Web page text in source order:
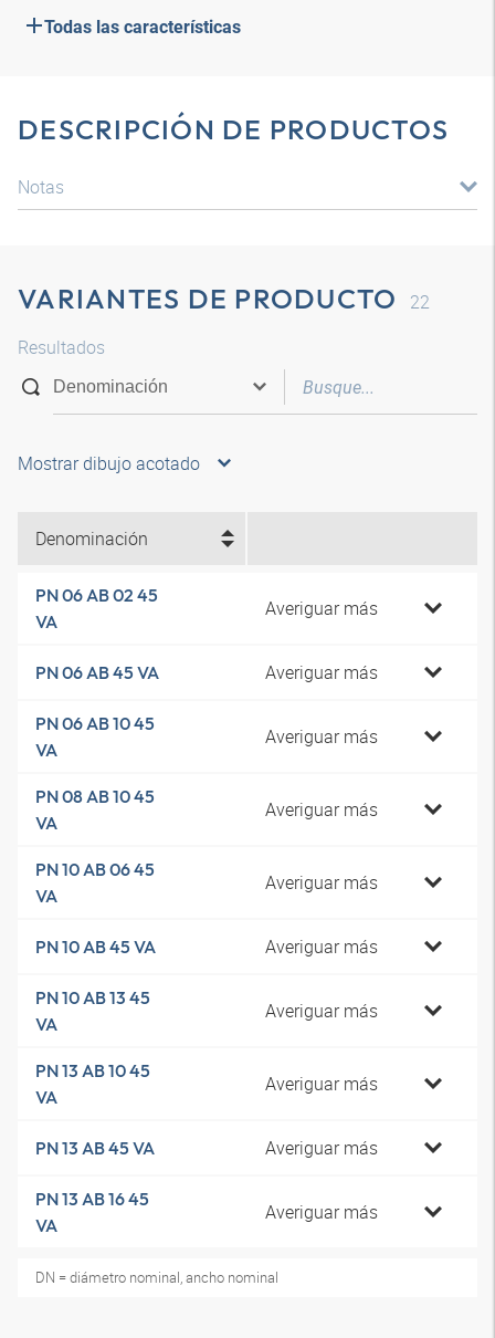
Todas las características
DESCRIPCIÓN DE PRODUCTOS
Notas
VARIANTES DE PRODUCTO
22
Resultados
Mostrar dibujo acotado
Denominación
PN 06 AB 02 45
VA
Averiguar más
PN 06 AB 45 VA Averiguar más
PN 06 AB 10 45
VA
Averiguar más
PN 08 AB 10 45
VA
Averiguar más
PN 10 AB 06 45
VA
Averiguar más
PN 10 AB 45 VA Averiguar más
PN 10 AB 13 45
VA
Averiguar más
PN 13 AB 10 45
VA
Averiguar más
PN 13 AB 45 VA Averiguar más
PN 13 AB 16 45
VA
Averiguar más
DN = diámetro nominal, ancho nominal